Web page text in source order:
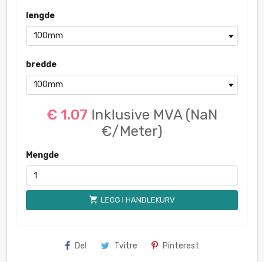
lengde
bredde
€ 1.07 Inklusive MVA (NaN
€/Meter)
Mengde
shopping_cart LEGG I HANDLEKURV
Del Tvitre Pinterest